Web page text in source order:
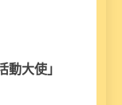
動大使」